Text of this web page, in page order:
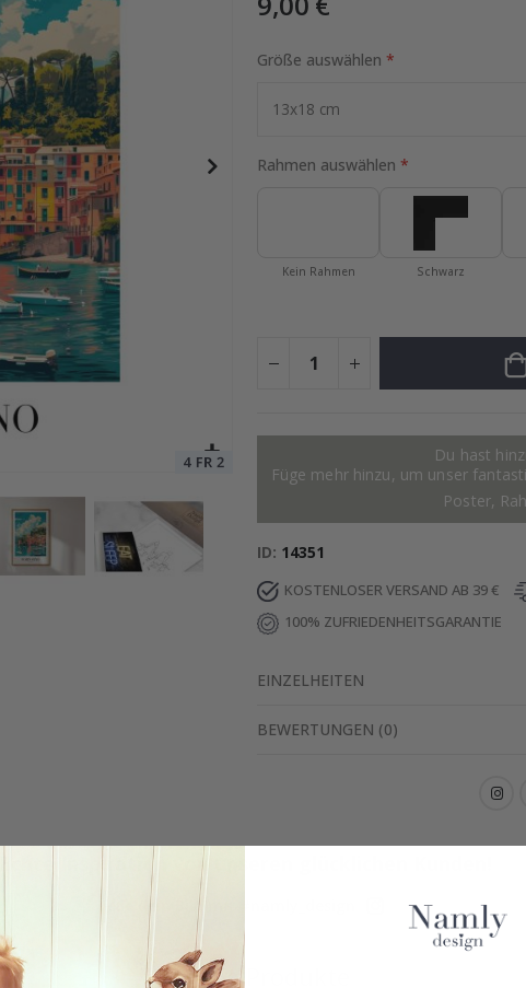
Größe auswählen
Rahmen auswählen
Kein Rahmen Schwarz
Du hast
Füge mehr hinzu, um unser
Poster,
ID 14351
KOSTENLOSER VERSAND AB 39 €
100% ZUFRIEDENHEITSGARANTIE
EINZELHEITEN
BEWERTUNGEN (0)
Echte Inspiration von unseren glücklichen Kunden!
Teile dein Bild mit #namly_design
Ähnliche Produkte